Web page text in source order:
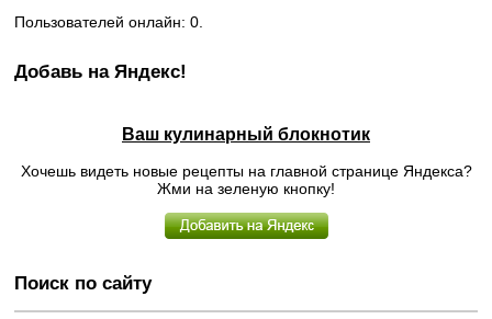
Пользователей онлайн: 0.
Добавь на Яндекс!
Ваш кулинарный блокнотик
Хочешь видеть новые рецепты на главной странице Яндекса?
Жми на зеленую кнопку!
Поиск по сайту